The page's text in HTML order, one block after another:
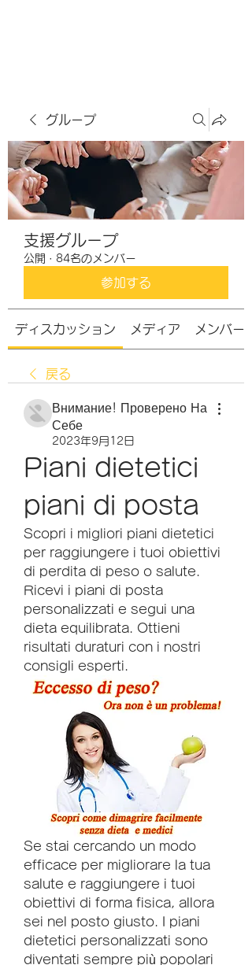
グループ
支援グループ
公開 · 84名のメンバー
参加する
ディスカッション メディア メンバー
戻る
Внимание! Проверено На
Себе
2023年9月12日
Piani dietetici
piani di posta
Scopri i migliori piani dietetici
per raggiungere i tuoi obiettivi
di perdita di peso o salute.
Ricevi i piani di posta
personalizzati e segui una
dieta equilibrata. Ottieni
risultati duraturi con i nostri
consigli esperti.
Se stai cercando un modo
efficace per migliorare la tua
salute e raggiungere i tuoi
obiettivi di forma fisica, allora
sei nel posto giusto. I piani
dietetici personalizzati sono
diventati sempre più popolari